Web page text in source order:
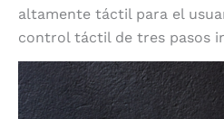
altamente táctil para el
control táctil de tres pasos